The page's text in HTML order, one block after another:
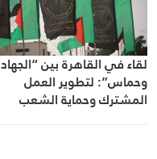
لقاء في القاهرة بين “الجهاد
وحماس”: لتطوير العمل
المشترك وحماية الشعب